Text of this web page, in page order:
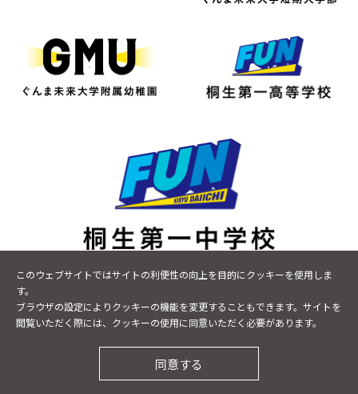
このウェブサイトではサイトの利便性の向上を目的にクッキーを使用しま
す。
ブラウザの設定によりクッキーの機能を変更することもできます。サイトを
閲覧いただく際には、クッキーの使用に同意いただく必要があります。
同意する
TEL0277-48-8600FAX 0277-20-7465
©KIRYU DAIICHI JUNIOR HIGH SCHOOL.All Rights